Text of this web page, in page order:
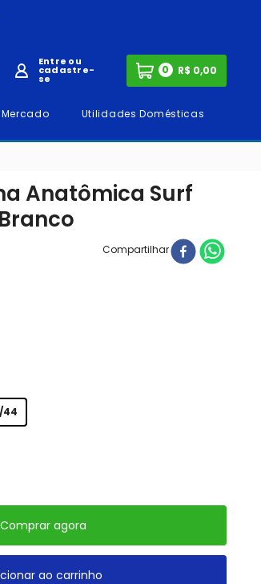
Entre ou
cadastre-
se
0
Mercado Utilidades Domésticas
Anatômica Surf
Compartilhar
44
Comprar agora
ao carrinho